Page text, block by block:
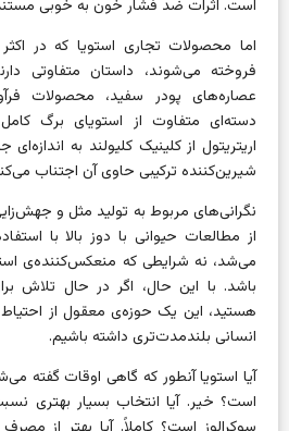
است. اثرات ضد فشار خون به خوبی
اما محصولات تجاری استویا که در
فروخته می‌شوند، داستان متفاوتی
عصاره‌های پودر سفید، محصولات
دسته‌ای متفاوت از استویای برگ
اریتریتول از کلینیک کلیولند به
شیرین‌کننده ترکیبی حاوی آن اجتناب
نگرانی‌های مربوط به تولید مثل و
از مطالعات حیوانی با دوز بالا با
می‌شد، نه شرایطی که منعکس‌کننده‌ی
باشد. با این حال، اگر در حال تلاش
هستید، این یک حوزه‌ی معقول از
انسانی بلندمدت‌تری داشته باشیم.
آیا استویا آنطور که گاهی اوقات گفته
است؟ خیر. آیا انتخاب بسیار بهتری